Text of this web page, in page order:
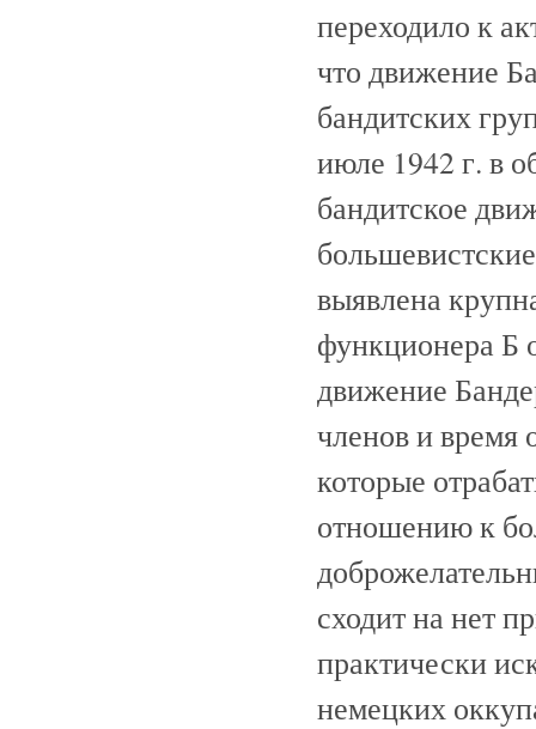
переходило к
что движение
бандитских
июле 1942 г. в
бандитское
выявлена
функционера Б
движение
членов и время
которые
отношению к
сходит на нет
практически
немецких